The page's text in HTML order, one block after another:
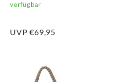
verfügbar
UVP €69,95